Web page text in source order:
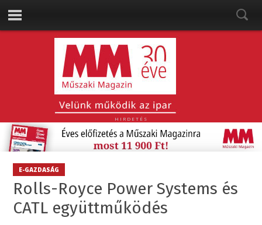
HIRDETÉS
E-GAZDASÁG
Rolls-Royce Power Systems és
CATL együttműködés